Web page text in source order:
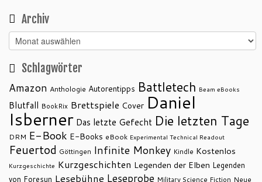
Archiv
Archiv
Schlagwörter
Amazon Anthologie Autorentipps Battletech Beam eBooks
Blutfall BookRix Brettspiele Cover Daniel
Isberner Das letzte Gefecht Die letzten Tage
DRM E-Book E-Books eBook Experimental Technical Readout
Feuertod Göttingen Infinite Monkey Kindle Kostenlos
Kurzgeschichte Kurzgeschichten Legenden der Elben Legenden
von Foresun Lesebühne Leseprobe Military Science Fiction Neue